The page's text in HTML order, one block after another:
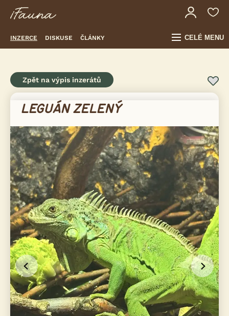
INZERCE DISKUSE ČLÁNKY CELÉ MENU
Zpět na výpis inzerátů
LEGUÁN ZELENÝ